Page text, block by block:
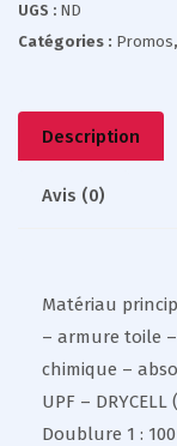
UGS : ND
Catégories : Promos,
Description
Avis (0)
Matériau
– armure toile
chimique –
UPF –
Doublure 1 :